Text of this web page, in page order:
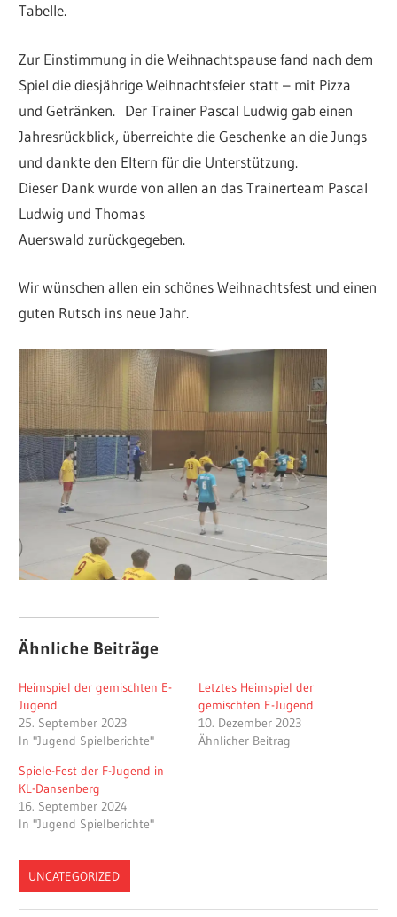
Tabelle.
Zur Einstimmung in die Weihnachtspause fand nach dem
Spiel die diesjährige Weihnachtsfeier statt – mit Pizza
und Getränken. Der Trainer Pascal Ludwig gab einen
Jahresrückblick, überreichte die Geschenke an die Jungs
und dankte den Eltern für die Unterstützung.
Dieser Dank wurde von allen an das Trainerteam Pascal
Ludwig und Thomas
Auerswald zurückgegeben.
Wir wünschen allen ein schönes Weihnachtsfest und einen
guten Rutsch ins neue Jahr.
Ähnliche Beiträge
Heimspiel der gemischten E-
Jugend
25. September 2023
In "Jugend Spielberichte"
Letztes Heimspiel der
gemischten E-Jugend
10. Dezember 2023
Ähnlicher Beitrag
Spiele-Fest der F-Jugend in
KL-Dansenberg
16. September 2024
In "Jugend Spielberichte"
UNCATEGORIZED